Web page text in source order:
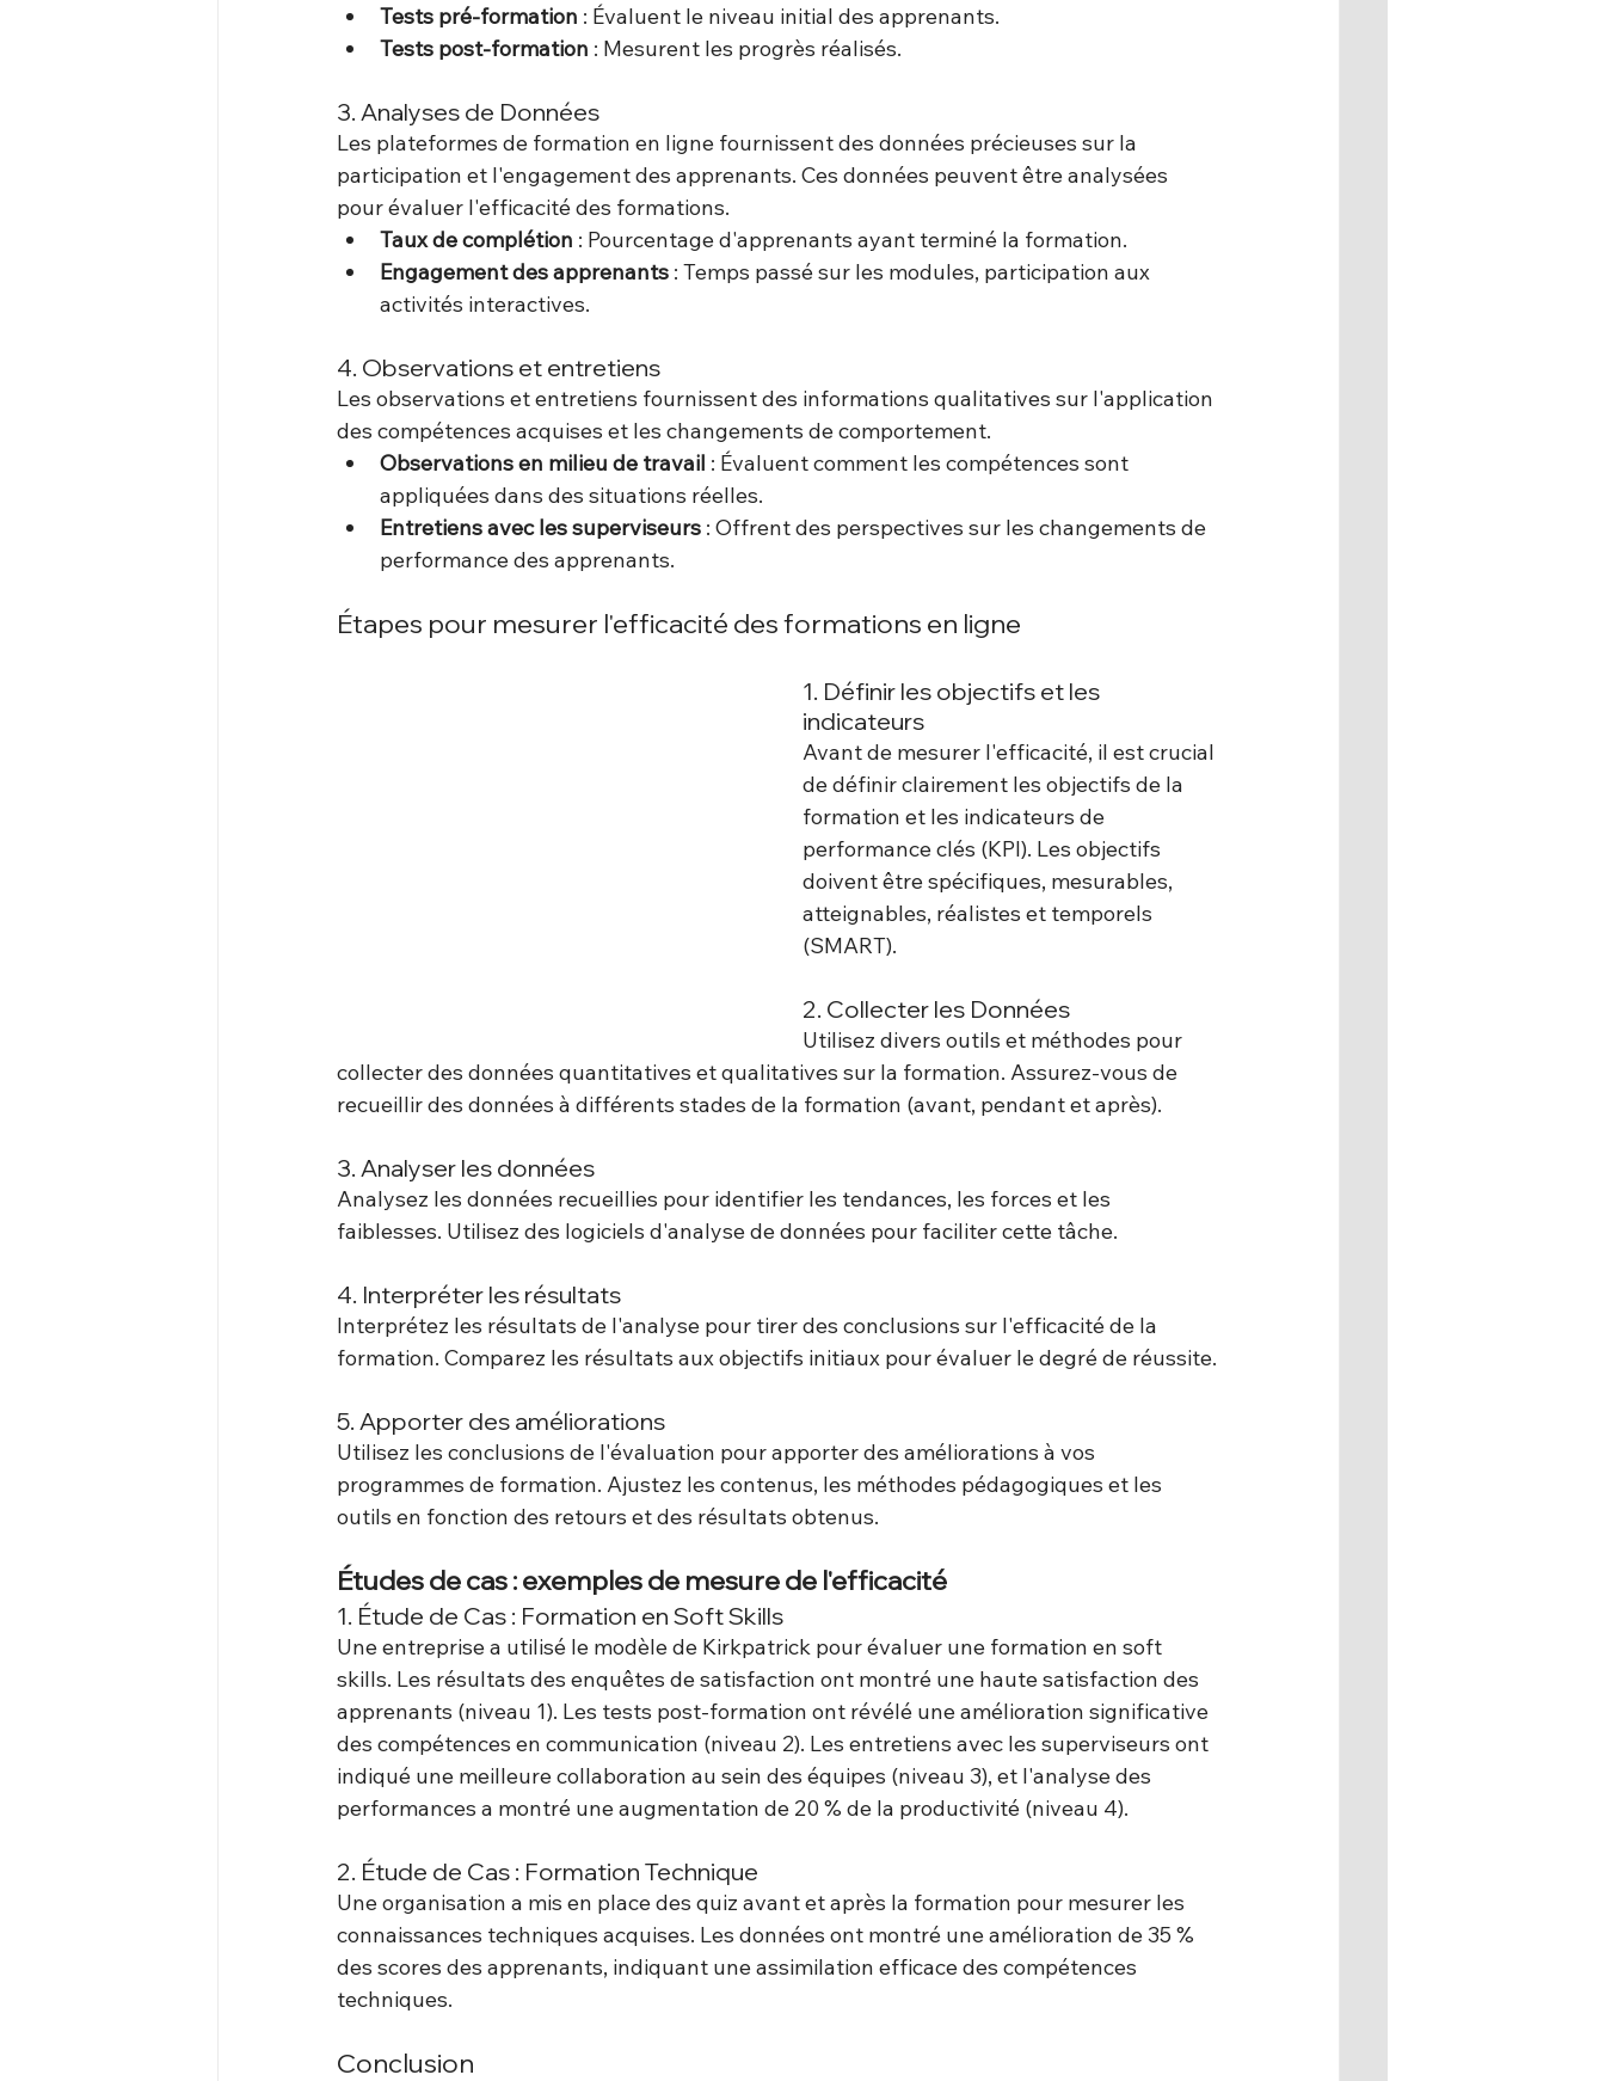
Tests pré-formation : Évaluent le niveau initial des apprenants.
Tests post-formation : Mesurent les progrès réalisés.
3. Analyses de Données
Les plateformes de formation en ligne fournissent des données précieuses sur la
participation et l'engagement des apprenants. Ces données peuvent être analysées
pour évaluer l'efficacité des formations.
Taux de complétion : Pourcentage d'apprenants ayant terminé la formation.
Engagement des apprenants : Temps passé sur les modules, participation aux
activités interactives.
4. Observations et entretiens
Les observations et entretiens fournissent des informations qualitatives sur l'application
des compétences acquises et les changements de comportement.
Observations en milieu de travail : Évaluent comment les compétences sont
appliquées dans des situations réelles.
Entretiens avec les superviseurs : Offrent des perspectives sur les changements de
performance des apprenants.
Étapes pour mesurer l'efficacité des formations en ligne
1. Définir les objectifs et les
indicateurs
Avant de mesurer l'efficacité, il est crucial
de définir clairement les objectifs de la
formation et les indicateurs de
performance clés (KPI). Les objectifs
doivent être spécifiques, mesurables,
atteignables, réalistes et temporels
(SMART).
2. Collecter les Données
Utilisez divers outils et méthodes pour
collecter des données quantitatives et qualitatives sur la formation. Assurez-vous de
recueillir des données à différents stades de la formation (avant, pendant et après).
3. Analyser les données
Analysez les données recueillies pour identifier les tendances, les forces et les
faiblesses. Utilisez des logiciels d'analyse de données pour faciliter cette tâche.
4. Interpréter les résultats
Interprétez les résultats de l'analyse pour tirer des conclusions sur l'efficacité de la
formation. Comparez les résultats aux objectifs initiaux pour évaluer le degré de réussite.
5. Apporter des améliorations
Utilisez les conclusions de l'évaluation pour apporter des améliorations à vos
programmes de formation. Ajustez les contenus, les méthodes pédagogiques et les
outils en fonction des retours et des résultats obtenus.
Études de cas : exemples de mesure de l'efficacité
1. Étude de Cas : Formation en Soft Skills
Une entreprise a utilisé le modèle de Kirkpatrick pour évaluer une formation en soft
skills. Les résultats des enquêtes de satisfaction ont montré une haute satisfaction des
apprenants (niveau 1). Les tests post-formation ont révélé une amélioration significative
des compétences en communication (niveau 2). Les entretiens avec les superviseurs ont
indiqué une meilleure collaboration au sein des équipes (niveau 3), et l'analyse des
performances a montré une augmentation de 20 % de la productivité (niveau 4).
2. Étude de Cas : Formation Technique
Une organisation a mis en place des quiz avant et après la formation pour mesurer les
connaissances techniques acquises. Les données ont montré une amélioration de 35 %
des scores des apprenants, indiquant une assimilation efficace des compétences
techniques.
Conclusion